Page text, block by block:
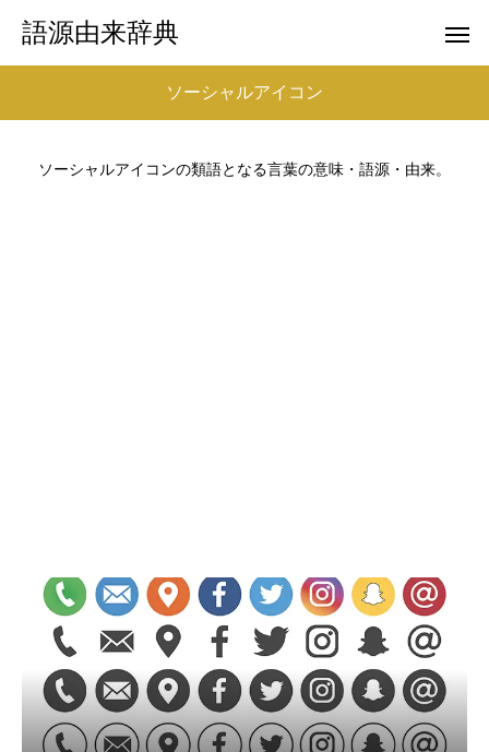
語源由来辞典
ソーシャルアイコン
ソーシャルアイコンの類語となる言葉の意味・語源・由来。